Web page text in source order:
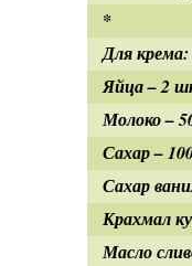
*
Для крема:
Яйца – 2
Молоко –
Сахар –
Сахар
Крахмал
Масло